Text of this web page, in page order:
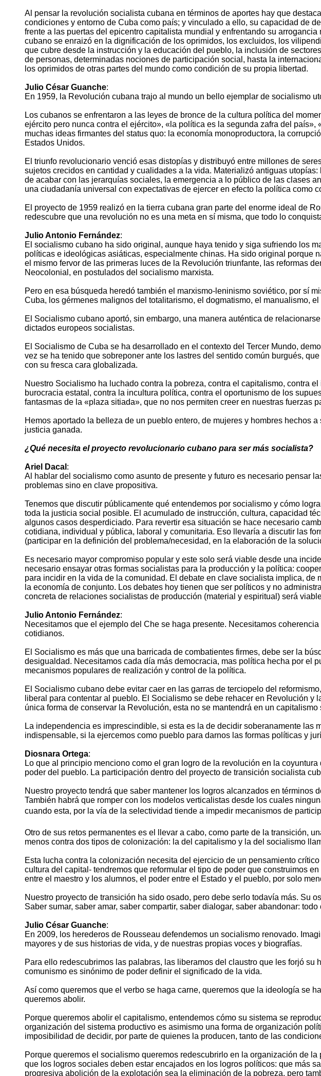
Al pensar la revolución socialista cubana en términos de aportes hay que
condiciones y entorno de Cuba como país; y vinculado a ello, su capacidad de
frente a las puertas del epicentro capitalista mundial y enfrentando su
cubano se enraizó en la dignificación de los oprimidos, los excluidos, los
que cubre desde la instrucción y la educación del pueblo, la inclusión de
de personas, determinadas nociones de participación social, hasta la
los oprimidos de otras partes del mundo como condición de su propia libertad.
Julio César Guanche:
En 1959, la Revolución cubana trajo al mundo un bello ejemplar de socialismo
Los cubanos se enfrentaron a las leyes de bronce de la cultura política del
ejército pero nunca contra el ejército», «la política es la segunda zafra del
muchas ideas firmantes del status quo: la economía monoproductora, la
Estados Unidos.
El triunfo revolucionario venció esas distopías y distribuyó entre millones de
sujetos crecidos en cantidad y cualidades a la vida. Materializó antiguas
de acabar con las jerarquías sociales, la emergencia a lo público de las clases
una ciudadanía universal con expectativas de ejercer en efecto la política como
El proyecto de 1959 realizó en la tierra cubana gran parte del enorme ideal de
redescubre que una revolución no es una meta en sí misma, que todo lo
Julio Antonio Fernández:
El socialismo cubano ha sido original, aunque haya tenido y siga sufriendo los
políticas e ideológicas asiáticas, especialmente chinas. Ha sido original porque
el mismo fervor de las primeras luces de la Revolución triunfante, las reformas
Neocolonial, en postulados del socialismo marxista.
Pero en esa búsqueda heredó también el marxismo-leninismo soviético, por sí
Cuba, los gérmenes malignos del totalitarismo, el dogmatismo, el manualismo,
El Socialismo cubano aportó, sin embargo, una manera auténtica de
dictados europeos socialistas.
El Socialismo de Cuba se ha desarrollado en el contexto del Tercer Mundo,
vez se ha tenido que sobreponer ante los lastres del sentido común burgués,
con su fresca cara globalizada.
Nuestro Socialismo ha luchado contra la pobreza, contra el capitalismo, contra
burocracia estatal, contra la incultura política, contra el oportunismo de los
fantasmas de la «plaza sitiada», que no nos permiten creer en nuestras fuerzas
Hemos aportado la belleza de un pueblo entero, de mujeres y hombres hechos
justicia ganada.
¿Qué necesita el proyecto revolucionario cubano para ser más socialista?
Ariel Dacal :
Al hablar del socialismo como asunto de presente y futuro es necesario pensar
problemas sino en clave propositiva.
Tenemos que discutir públicamente qué entendemos por socialismo y cómo
toda la justicia social posible. El acumulado de instrucción, cultura, capacidad
algunos casos desperdiciado. Para revertir esa situación se hace necesario
cotidiana, individual y pública, laboral y comunitaria. Eso llevaría a discutir las
(participar en la definición del problema/necesidad, en la elaboración de la
Es necesario mayor compromiso popular y este solo será viable desde una
necesario ensayar otras formas socialistas para la producción y la política:
para incidir en la vida de la comunidad. El debate en clave socialista implica,
la economía de conjunto. Los debates hoy tienen que ser políticos y no
concreta de relaciones socialistas de producción (material y espiritual) será
Julio Antonio Fernández:
Necesitamos que el ejemplo del Che se haga presente. Necesitamos
cotidianos.
El Socialismo es más que una barricada de combatientes firmes, debe ser la
desigualdad. Necesitamos cada día más democracia, mas política hecha por el
mecanismos populares de realización y control de la política.
El Socialismo cubano debe evitar caer en las garras de terciopelo del
liberal para contentar al pueblo. El Socialismo se debe rehacer en Revolución
única forma de conservar la Revolución, esta no se mantendrá en un
La independencia es imprescindible, si esta es la de decidir soberanamente
indispensable, si la ejercemos como pueblo para darnos las formas políticas y
Diosnara Ortega:
Lo que al principio menciono como el gran logro de la revolución en la
poder del pueblo. La participación dentro del proyecto de transición socialista
Nuestro proyecto tendrá que saber mantener los logros alcanzados en
También habrá que romper con los modelos verticalistas desde los cuales
cuando esta, por la vía de la selectividad tiende a impedir mecanismos de
Otro de sus retos permanentes es el llevar a cabo, como parte de la transición,
menos contra dos tipos de colonización: la del capitalismo y la del socialismo
Esta lucha contra la colonización necesita del ejercicio de un pensamiento
cultura del capital- tendremos que reformular el tipo de poder que construimos
entre el maestro y los alumnos, el poder entre el Estado y el pueblo, por solo
Nuestro proyecto de transición ha sido osado, pero debe serlo todavía más. Su
Saber sumar, saber amar, saber compartir, saber dialogar, saber abandonar:
Julio César Guanche:
En 2009, los herederos de Rousseau defendemos un socialismo renovado.
mayores y de sus historias de vida, y de nuestras propias voces y biografías.
Para ello redescubrimos las palabras, las liberamos del claustro que les forjó
comunismo es sinónimo de poder definir el significado de la vida.
Así como queremos que el verbo se haga carne, queremos que la ideología se
queremos abolir.
Porque queremos abolir el capitalismo, entendemos cómo su sistema se
organización del sistema productivo es asimismo una forma de organización
imposibilidad de decidir, por parte de quienes la producen, tanto de las
Porque queremos el socialismo queremos redescubrirlo en la organización de
que los logros sociales deben estar encajados en los logros políticos: que más
progresiva abolición de la explotación sea la eliminación de la pobreza, pero